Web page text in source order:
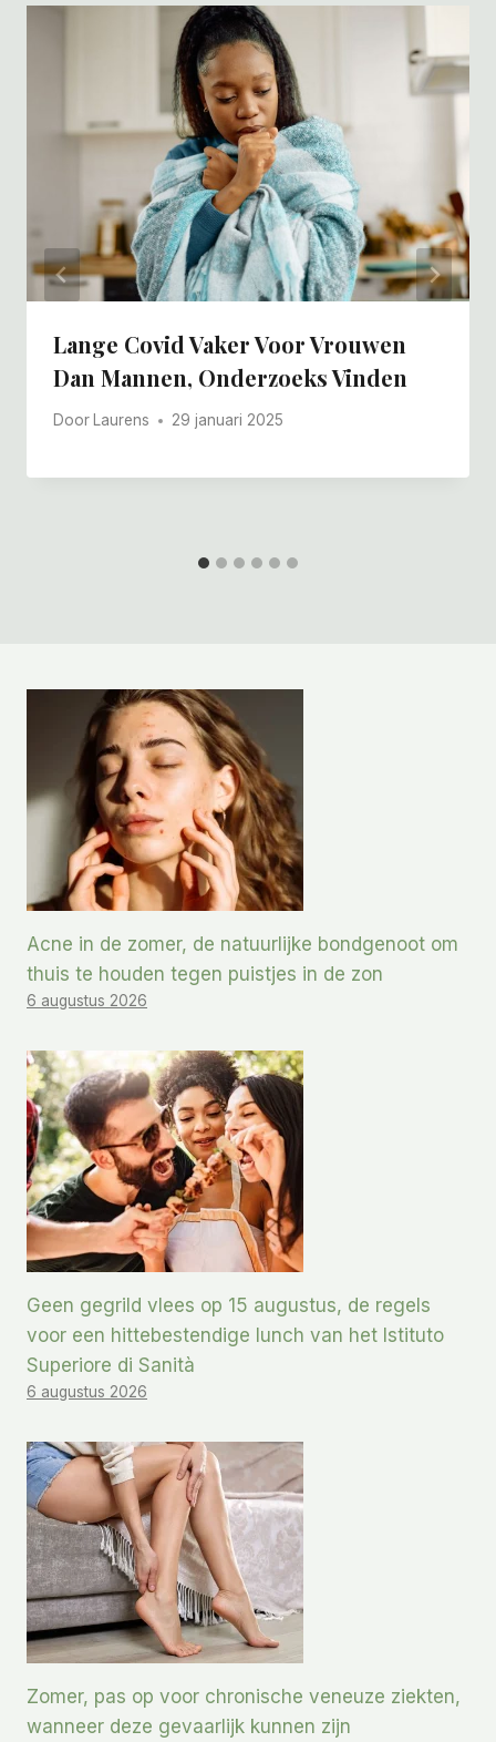
Lange Covid Vaker Voor Vrouwen
Dan Mannen, Onderzoeks Vinden
Door Laurens 29 januari 2025
Acne in de zomer, de natuurlijke bondgenoot om
thuis te houden tegen puistjes in de zon
6 augustus 2026
Geen gegrild vlees op 15 augustus, de regels
voor een hittebestendige lunch van het Istituto
Superiore di Sanità
6 augustus 2026
Zomer, pas op voor chronische veneuze ziekten,
wanneer deze gevaarlijk kunnen zijn